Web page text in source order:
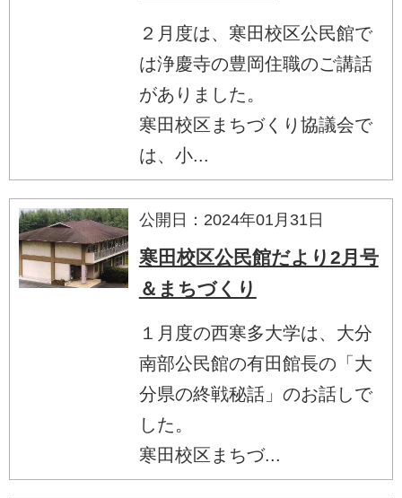
２月度は、寒田校区公民館で
は浄慶寺の豊岡住職のご講話
がありました。
寒田校区まちづくり協議会で
は、小...
公開日：2024年01月31日
寒田校区公民館だより2月号
＆まちづくり
１月度の西寒多大学は、大分
南部公民館の有田館長の「大
分県の終戦秘話」のお話しで
した。
寒田校区まちづ...